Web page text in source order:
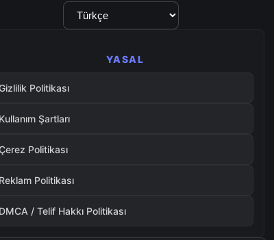
Dil
Seçimi
YASAL
Politikası
Kullanım Şartları
Politikası
Reklam Politikası
DMCA / Telif Hakkı Politikası